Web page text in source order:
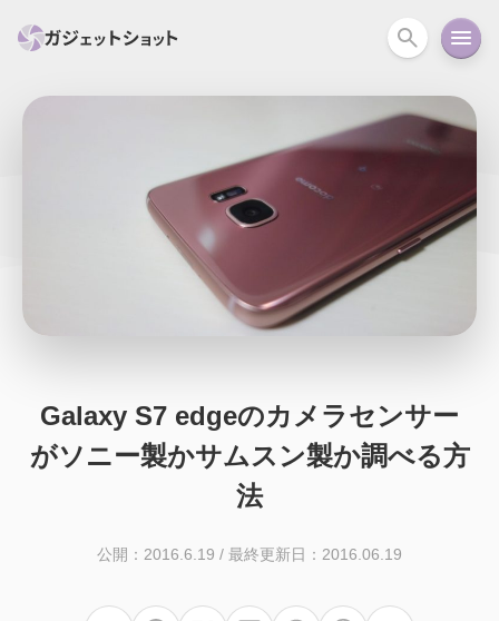
カメラ
スマートホーム カメラ
iPad Android
オーディオ
Galaxy S7 edgeのカメラセンサー
がソニー製かサムスン製か調べる方
法
公開：2016.6.19 / 最終更新日：2016.06.19